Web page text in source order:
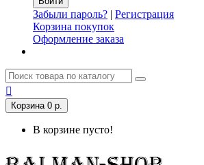
Забыли пароль? | Регистрация
Корзина покупок
Оформление заказа
Корзина 0 р.
В корзине пусто!